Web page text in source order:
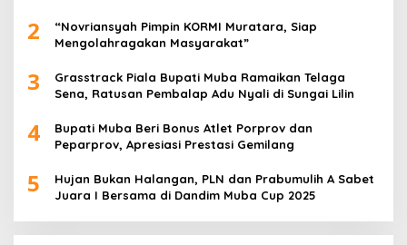
2
“Novriansyah Pimpin KORMI Muratara, Siap
Mengolahragakan Masyarakat”
3
Grasstrack Piala Bupati Muba Ramaikan Telaga
Sena, Ratusan Pembalap Adu Nyali di Sungai Lilin
4
Bupati Muba Beri Bonus Atlet Porprov dan
Peparprov, Apresiasi Prestasi Gemilang
5
Hujan Bukan Halangan, PLN dan Prabumulih A Sabet
Juara I Bersama di Dandim Muba Cup 2025